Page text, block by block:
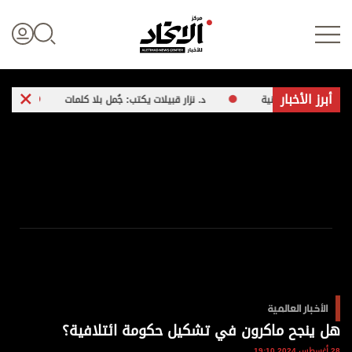
علوم الدار
الرياضة
أبرز الأخبار د. نزار قبيلات يكتب: جُمل بلا كلمات بدأت من
الأخبار العالمية
هل ينجح ماكرون في تشكيل حكومة ائتلافية؟